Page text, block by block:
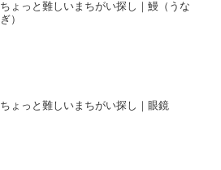
ちょっと難しいまちがい探し｜鰻（うな
ぎ）
ちょっと難しいまちがい探し｜眼鏡